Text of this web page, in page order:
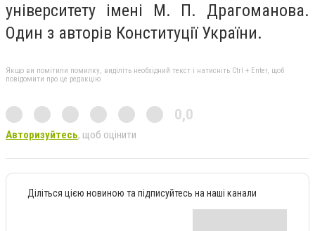
університету імені М. П. Драгоманова.
Один з авторів Конституції України.
Якщо ви помітили помилку, виділіть необхідний текст і натисніть Ctrl + Enter, щоб
повідомити про це редакцію
0,0
Авторизуйтесь, щоб оцінити
Діліться цією новиною та підписуйтесь на наші канали